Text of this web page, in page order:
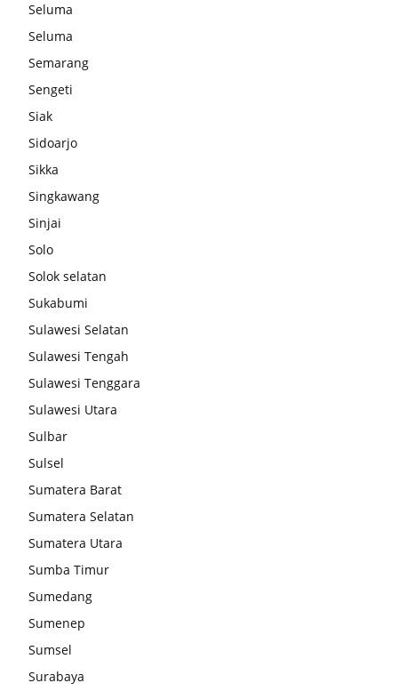
Seluma
Seluma
Semarang
Sengeti
Siak
Sidoarjo
Sikka
Singkawang
Sinjai
Solo
Solok selatan
Sukabumi
Sulawesi Selatan
Sulawesi Tengah
Sulawesi Tenggara
Sulawesi Utara
Sulbar
Sulsel
Sumatera Barat
Sumatera Selatan
Sumatera Utara
Sumba Timur
Sumedang
Sumenep
Sumsel
Surabaya